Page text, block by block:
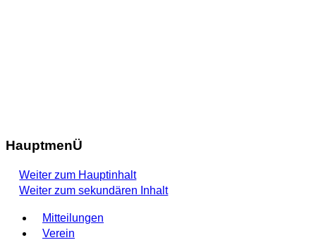
HauptmenÜ
Weiter zum Hauptinhalt
Weiter zum sekundären Inhalt
Mitteilungen
Verein